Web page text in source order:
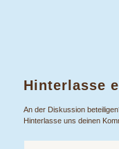
Hinterlasse
An der Diskussion
Hinterlasse uns deinen